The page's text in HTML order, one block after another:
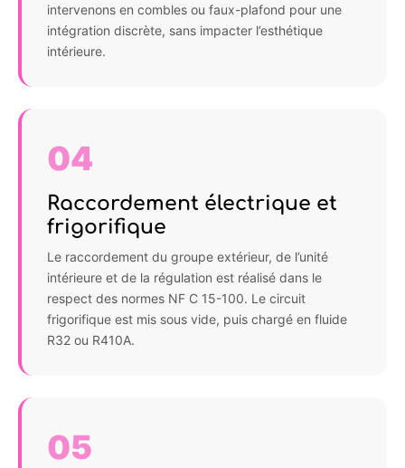
intervenons en combles ou faux-plafond pour une
intégration discrète, sans impacter l’esthétique
intérieure.
04
Raccordement électrique et
frigorifique
Le raccordement du groupe extérieur, de l’unité
intérieure et de la régulation est réalisé dans le
respect des normes NF C 15-100. Le circuit
frigorifique est mis sous vide, puis chargé en fluide
R32 ou R410A.
05